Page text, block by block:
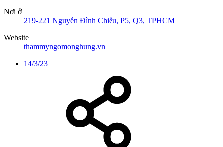
Nơi ở
219-221 Nguyễn Đình Chiểu, P5, Q3, TPHCM
Website
thammyngomonghung.vn
14/3/23